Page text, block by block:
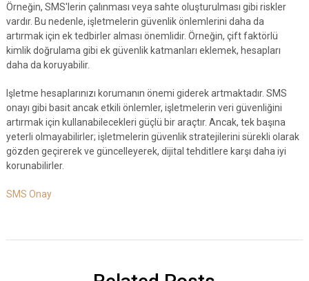
Örneğin, SMS'lerin çalınması veya sahte oluşturulması gibi riskler
vardır. Bu nedenle, işletmelerin güvenlik önlemlerini daha da
artırmak için ek tedbirler alması önemlidir. Örneğin, çift faktörlü
kimlik doğrulama gibi ek güvenlik katmanları eklemek, hesapları
daha da koruyabilir.
Işletme hesaplarınızı korumanın önemi giderek artmaktadır. SMS
onayı gibi basit ancak etkili önlemler, işletmelerin veri güvenliğini
artırmak için kullanabilecekleri güçlü bir araçtır. Ancak, tek başına
yeterli olmayabilirler; işletmelerin güvenlik stratejilerini sürekli olarak
gözden geçirerek ve güncelleyerek, dijital tehditlere karşı daha iyi
korunabilirler.
SMS Onay